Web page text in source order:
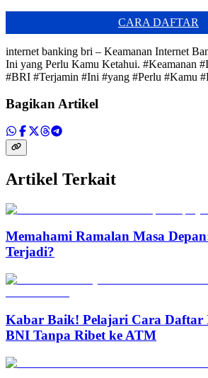
CARA DAFTAR
internet banking bri – Keamanan Internet
Ini yang Perlu Kamu Ketahui. #Keamanan
#BRI #Terjamin #Ini #yang #Perlu #Kamu
Bagikan Artikel
Artikel Terkait
Memahami Ramalan Masa
Terjadi?
Kabar Baik! Pelajari Cara Daftar
BNI Tanpa Ribet ke ATM